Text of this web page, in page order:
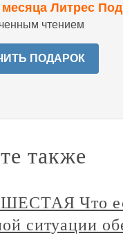
месяца Литрес
чтением
ПОДАРОК
также
Что
ситуации